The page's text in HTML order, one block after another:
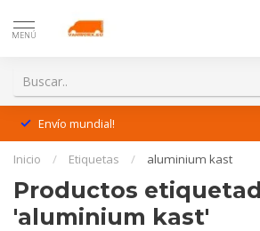
MENÚ
Envío mundial!
Inicio / Etiquetas / aluminium kast
Productos
'aluminium kast'